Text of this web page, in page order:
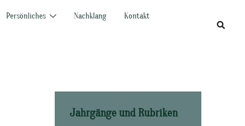
Persönliches Nachklang
Kontakt
Jahrgänge und Rubriken